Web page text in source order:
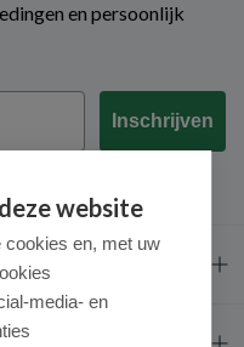
en persoonlijk
Inschrijven
website
cookies en, met uw
media- en